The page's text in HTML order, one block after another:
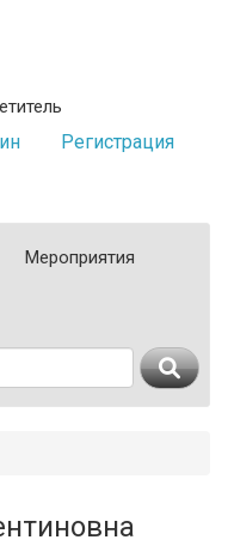
Регистрация
Мероприятия